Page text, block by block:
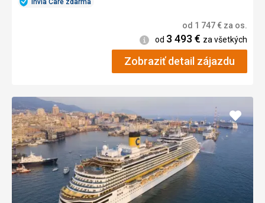
Invia Care zdarma
od 1 747€ za os.
Informácie
od 3 493 € za všetkých
Zobraziť detail zájazdu
Pridať
do